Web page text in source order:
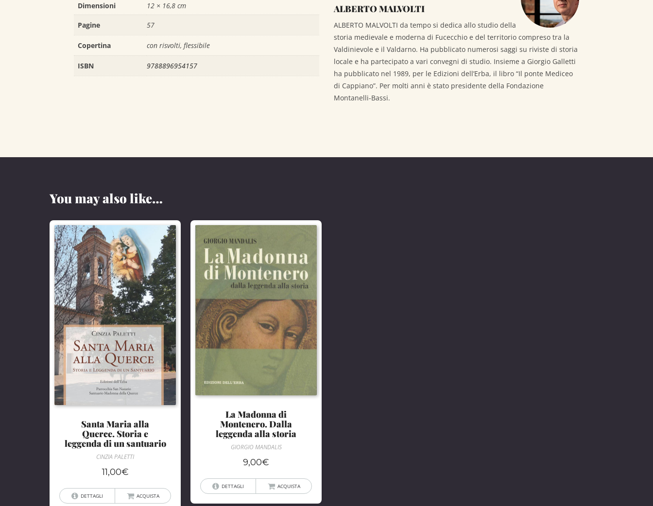
Dimensioni 12 × 16,8 cm
Pagine 57
Copertina con risvolti, flessibile
ISBN 9788896954157
ALBERTO MALVOLTI
ALBERTO MALVOLTI da tempo si dedica allo studio della
storia medievale e moderna di Fucecchio e del territorio compreso tra la
Valdinievole e il Valdarno. Ha pubblicato numerosi saggi su riviste di storia
locale e ha partecipato a vari convegni di studio. Insieme a Giorgio Galletti
ha pubblicato nel 1989, per le Edizioni dell’Erba, il libro “Il ponte Mediceo
di Cappiano”. Per molti anni è stato presidente della Fondazione
Montanelli-Bassi.
You may also like…
Santa Maria alla
Querce. Storia e
leggenda di un santuario
CINZIA PALETTI
11,00€
DETTAGLI ACQUISTA
La Madonna di
Montenero. Dalla
leggenda alla storia
GIORGIO MANDALIS
9,00€
DETTAGLI ACQUISTA